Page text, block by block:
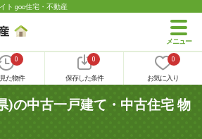
ト goo住宅・不動産
0
た物件
0
保存した条件
0
お気に入り
)の中古一戸建て・中古住宅 物